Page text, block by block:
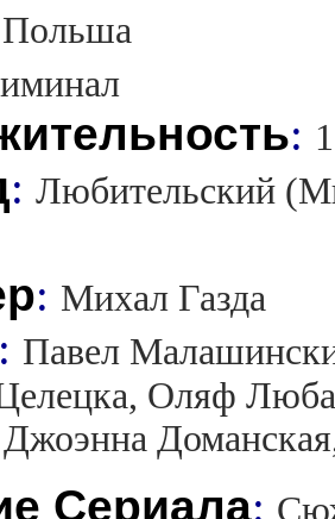
Польша
:
: Любительский
: Михал Газда
: Павел
Оляф
Сериала: